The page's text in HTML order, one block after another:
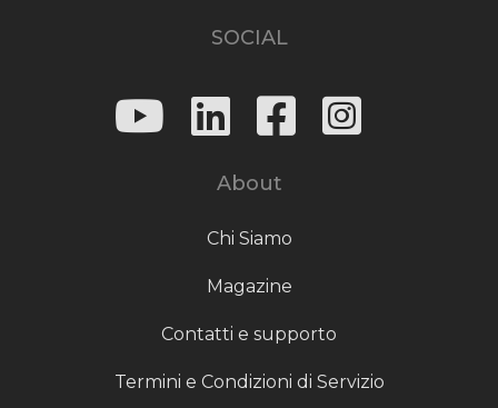
SOCIAL
About
Chi Siamo
Magazine
Contatti e supporto
Termini e Condizioni di Servizio